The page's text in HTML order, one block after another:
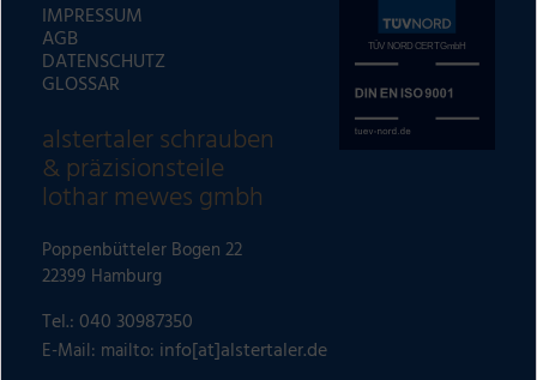
n
a
t
v
e
:
IMPRESSUM
AGB
DATENSCHUTZ
GLOSSAR
alstertaler schrauben
& präzisionsteile
lothar mewes gmbh
Poppenbütteler Bogen 22
22399 Hamburg
Tel.: 040 30987350
E-Mail: mailto: info[at]alstertaler.de